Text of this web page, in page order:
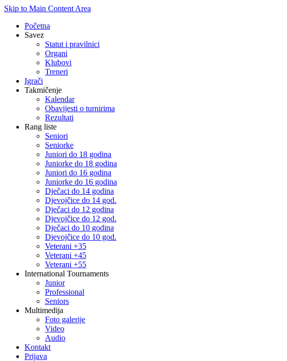
Skip to Main Content Area
Početna
Savez
Statut i pravilnici
Organi
Klubovi
Treneri
Igrači
Takmičenje
Kalendar
Obavijesti o turnirima
Rezultati
Rang liste
Seniori
Seniorke
Juniori do 18 godina
Juniorke do 18 godina
Juniori do 16 godina
Juniorke do 16 godina
Dječaci do 14 godina
Djevojčice do 14 god.
Dječaci do 12 godina
Djevojčice do 12 god.
Dječaci do 10 godina
Djevojčice do 10 god.
Veterani +35
Veterani +45
Veterani +55
International Tournaments
Junior
Professional
Seniors
Multimedija
Foto galerije
Video
Audio
Kontakt
Prijava